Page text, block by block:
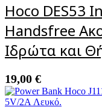
Hoco DES53
Handsfree
Ιδρώτα και
19,00 €